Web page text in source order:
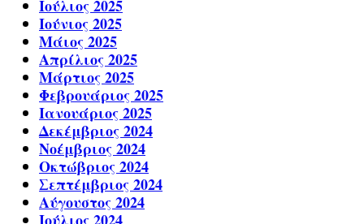
Ιούλιος 2025
Ιούνιος 2025
Μάιος 2025
Απρίλιος 2025
Μάρτιος 2025
Φεβρουάριος 2025
Ιανουάριος 2025
Δεκέμβριος 2024
Νοέμβριος 2024
Οκτώβριος 2024
Σεπτέμβριος 2024
Αύγουστος 2024